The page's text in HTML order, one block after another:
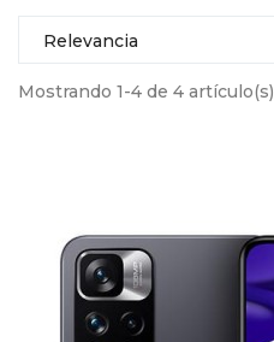
Relevancia
Mostrando 1-4 de 4 artículo(s)